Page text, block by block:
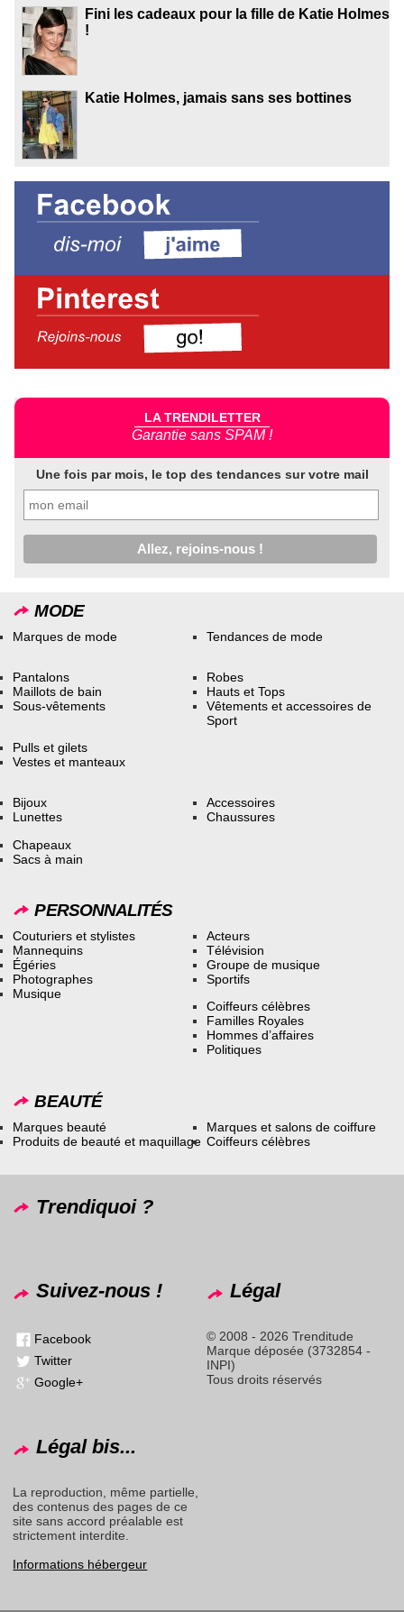
Fini les cadeaux pour la fille de Katie Holmes
!
Katie Holmes, jamais sans ses bottines
LA TRENDILETTER
Garantie sans SPAM !
Une fois par mois, le top des tendances sur votre mail
MODE
Marques de mode Tendances de mode
Pantalons
Maillots de bain
Sous-vêtements
Robes
Hauts et Tops
Vêtements et accessoires de
Sport
Pulls et gilets
Vestes et manteaux
Bijoux
Lunettes
Accessoires
Chaussures
Chapeaux
Sacs à main
PERSONNALITÉS
Couturiers et stylistes
Mannequins
Égéries
Photographes
Musique
Acteurs
Télévision
Groupe de musique
Sportifs
Coiffeurs célèbres
Familles Royales
Hommes d’affaires
Politiques
BEAUTÉ
Marques beauté
Produits de beauté et maquillage
Marques et salons de coiffure
Coiffeurs célèbres
Trendiquoi ?
Suivez-nous !
Facebook
Twitter
Google+
Légal
© 2008 - 2026 Trenditude
Marque déposée (3732854 -
INPI)
Tous droits réservés
Légal bis...
La reproduction, même partielle,
des contenus des pages de ce
site sans accord préalable est
strictement interdite.
Informations hébergeur